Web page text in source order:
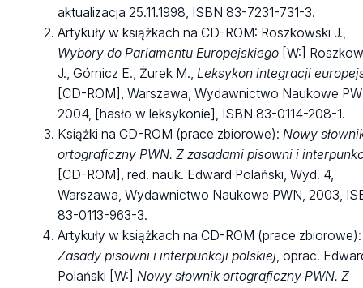
aktualizacja 25.11.1998, ISBN 83-7231-731-3.
Artykuły w książkach na CD-ROM: Roszkowski J.,
Wybory do Parlamentu Europejskiego [W:]
J., Górnicz E., Żurek M.,Leksykon integracji
[CD-ROM], Warszawa, Wydawnictwo Naukowe
2004, [hasło w leksykonie], ISBN 83-0114-208-1.
Książki na CD-ROM (prace zbiorowe):Nowy
ortograficzny PWN. Z zasadami pisowni i
[CD-ROM], red. nauk. Edward Polański, Wyd. 4,
Warszawa, Wydawnictwo Naukowe PWN, 2003,
83-0113-963-3.
Artykuły w książkach na CD-ROM (prace zbiorowe):
Zasady pisowni i interpunkcji polskiej, oprac.
Polański [W:]Nowy słownik ortograficzny PWN. Z